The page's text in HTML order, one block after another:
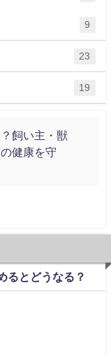
9
23
19
飼い主・獣
健康を守
るとどうなる？